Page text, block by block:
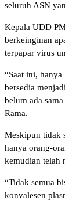
seluruh ASN
Kepala UDD
berkeinginan
terpapar virus
“Saat ini,
bersedia
belum ada
Rama.
Meskipun tidak
hanya orang-
kemudian telah
“Tidak semua
konvalesen